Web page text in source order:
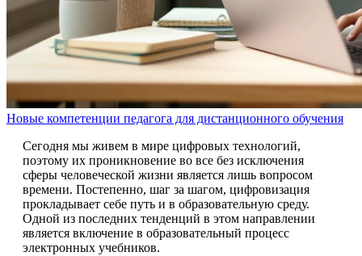
Новые компетенции педагога для дистанционного обучения
Сегодня мы живем в мире цифровых технологий,
поэтому их проникновение во все без исключения
сферы человеческой жизни является лишь вопросом
времени. Постепенно, шаг за шагом, цифровизация
прокладывает себе путь и в образовательную среду.
Одной из последних тенденций в этом направлении
является включение в образовательный процесс
электронных учебников.